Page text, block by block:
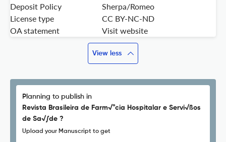
Deposit Policy
Sherpa/Romeo
License type
CC BY-NC-ND
OA statement
Visit website
View less
Planning to publish in
Revista Brasileira de Farm√°cia Hospitalar e Servi√ßos
de Sa√∫de ?
Upload your Manuscript to get